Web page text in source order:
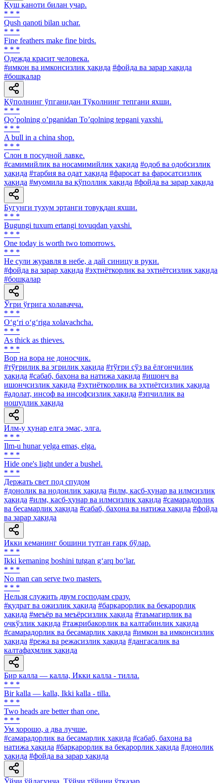
Қуш қаноти билан учар.
* * *
Qush qanoti bilan uchar.
* * *
Fine feathers make fine birds.
* * *
Одежда красит человека.
#имкон ва имконсизлик ҳақида #фойда ва зарар ҳақида
#бошқалар
Қўполнинг ўпганидан Тўқолнинг тепгани яхши.
* * *
Qoʼpolning oʼpganidan Toʼqolning tepgani yaxshi.
* * *
A bull in a china shop.
* * *
Слон в посудной лавке.
#самимийлик ва носамимийлик ҳақида #одоб ва одобсизлик
ҳақида #тарбия ва одат ҳақида #фаросат ва фаросатсизлик
ҳақида #муомила ва қўполлик ҳақида #фойда ва зарар ҳақида
Бугунги тухум эртанги товуқдан яхши.
* * *
Bugungi tuxum ertangi tovuqdan yaxshi.
* * *
One today is worth two tomorrows.
* * *
He сули журавля в небе, а дай синицу в руки.
#фойда ва зарар ҳақида #эҳтиёткорлик ва эҳтиётсизлик ҳақида
#бошқалар
Ўғри ўғрига холавачча.
* * *
O‘g‘ri o‘g‘riga xolavachcha.
* * *
As thick as thieves.
* * *
Вор на вора не доносчик.
#тўғрилик ва эгрилик ҳақида #тўғри сўз ва ёлғончилик
ҳақида #сабаб, баҳона ва натижа ҳақида #ишонч ва
ишончсизлик ҳақида #эҳтиёткорлик ва эҳтиётсизлик ҳақида
#адолат, инсоф ва инсофсизлик ҳақида #эпчиллик ва
ношудлик ҳақида
Илм-у ҳунар елга эмас, элга.
* * *
Ilm-u hunar yelga emas, elga.
* * *
Hide one's light under a bushel.
* * *
Держать свет под спудом
#донолик ва нодонлик ҳақида #илм, касб-ҳунар ва илмсизлик
ҳақида #илм, касб-ҳунар ва илмсизлик ҳақида #самарадорлик
ва бесамарлик ҳақида #сабаб, баҳона ва натижа ҳақида #фойда
ва зарар ҳақида
Икки кеманинг бошини тутган ғарқ бўлар.
* * *
Ikki kemaning boshini tutgan g‘arq bo‘lar.
* * *
No man can serve two masters.
* * *
Нельзя служить двум господам сразу.
#қудрат ва ожизлик ҳақида #барқарорлик ва беқарорлик
ҳақида #меъёр ва меъёрсизлик ҳақида #таъмагирлик ва
очкўзлик ҳақида #тажрибакорлик ва калтабинлик ҳақида
#самарадорлик ва бесамарлик ҳақида #имкон ва имконсизлик
ҳақида #режа ва режасизлик ҳақида #дангасалик ва
калтафаҳмлик ҳақида
Бир калла — калла, Икки калла - тилла.
* * *
Bir kalla — kalla, Ikki kalla - tilla.
* * *
Two heads are better than one.
* * *
Ум хорошо, а два лучше.
#самарадорлик ва бесамарлик ҳақида #сабаб, баҳона ва
натижа ҳақида #барқарорлик ва беқарорлик ҳақида #донолик
ҳақида #фойда ва зарар ҳақида